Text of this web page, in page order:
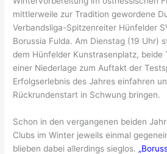
mittlerweile zur Tradition gewordene
Verbandsliga-Spitzenreiter Hünfelder
Borussia Fulda. Am Dienstag (19 Uhr)
dem Hünfelder Kunstrasenplatz, beide
einer Niederlage zum Auftakt der
Erfolgserlebnis des Jahres einfahren
Rückrundenstart in Schwung bringen.
Schon in den vergangenen beiden
Clubs im Winter jeweils einmal
blieben dabei allerdings sieglos.